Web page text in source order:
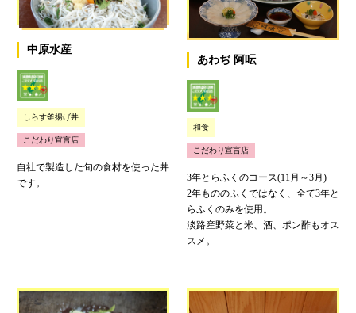
中原水産
しらす釜揚げ丼
こだわり宣言店
自社で製造した旬の食材を使った丼
です。
あわぢ 阿呍
和食
こだわり宣言店
3年とらふくのコース(11月～3月)
2年もののふくではなく、全て3年と
らふくのみを使用。
淡路産野菜と米、酒、ポン酢もオス
スメ。